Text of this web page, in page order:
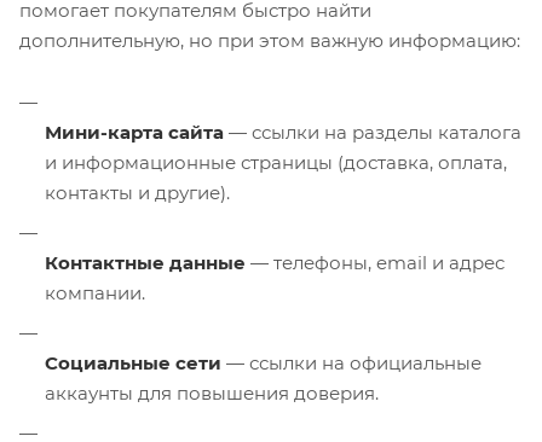
помогает покупателям быстро найти
дополнительную, но при этом важную информацию:
Мини-карта сайта — ссылки на разделы каталога
и информационные страницы (доставка, оплата,
контакты и другие).
Контактные данные — телефоны, email и адрес
компании.
Социальные сети — ссылки на официальные
аккаунты для повышения доверия.